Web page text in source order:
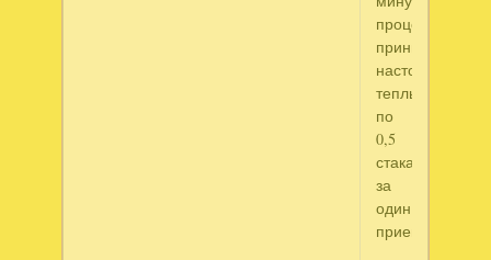
процедить,
принимать
настой
теплым
по
0,5
стакана
за
один
прием.